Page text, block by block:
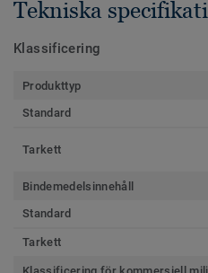
Tekniska
Klassificering
Produkttyp
Standard
Tarkett
Bindemedelsinnehåll
Standard
Tarkett